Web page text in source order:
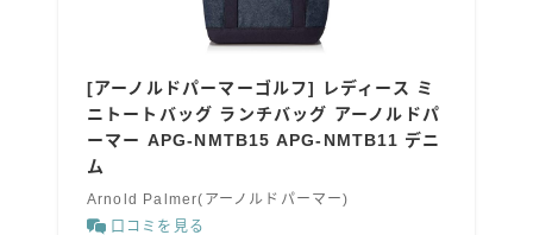
[アーノルドパーマーゴルフ] レディース ミ
ニトートバッグ ランチバッグ アーノルドパ
ーマー APG-NMTB15 APG-NMTB11 デニ
ム
Arnold Palmer(アーノルドパーマー)
口コミを見る